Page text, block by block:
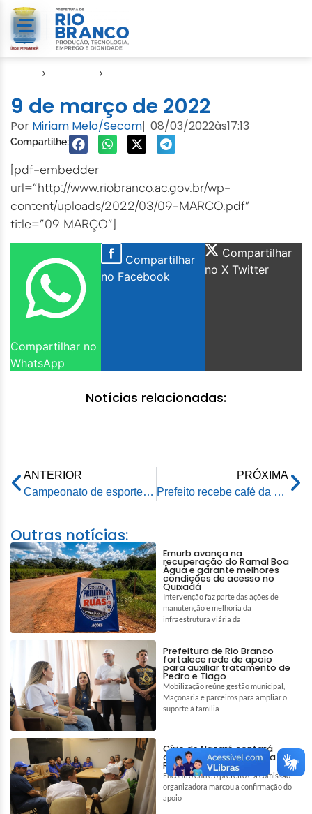
› ›
9 de março de 2022
Por Miriam Melo/Secom| 08/03/2022às17:13
Compartilhe:
[pdf-embedder
url=”http://www.riobranco.ac.gov.br/wp-
content/uploads/2022/03/09-MARCO.pdf”
title=”09 MARÇO”]
Compartilhar no
WhatsApp
Compartilhar
no Facebook
Compartilhar
no X Twitter
Notícias relacionadas:
ANTERIOR
Campeonato de esportes radicais apoiado pela Prefeitura de Rio Branco atrai mais de 80 participantes na capital
PRÓXIMA
Prefeito recebe café da manhã como homenagem do Setor da Indústria em reconhecimento ao trabalho realizado a frente da prefeitura
Outras notícias:
Emurb avança na
recuperação do Ramal Boa
Água e garante melhores
condições de acesso no
Quixadá
Intervenção faz parte das ações de
manutenção e melhoria da
infraestrutura viária da
Prefeitura de Rio Branco
fortalece rede de apoio
para auxiliar tratamento de
Pedro e Tiago
Mobilização reúne gestão municipal,
Maçonaria e parceiros para ampliar o
suporte à família
Círio de Nazaré contará
com apoio da Prefeitura de
Rio Branco
Encontro entre o prefeito e a comissão
organizadora marcou a confirmação do
apoio